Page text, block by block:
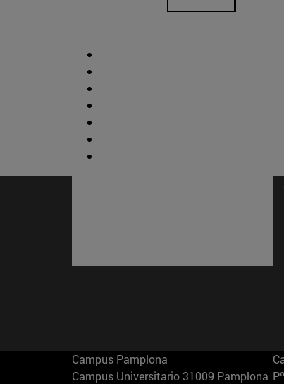
Campus Pamplona
Campus Universitario 31009 Pamplona